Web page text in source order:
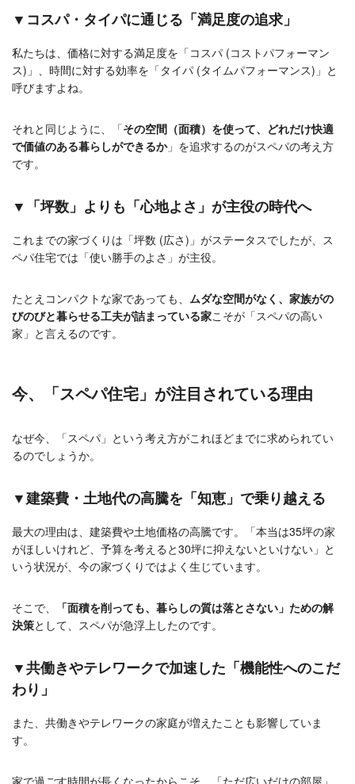
▼コスパ・タイパに通じる「満足度の追求」
私たちは、価格に対する満足度を「コスパ (コストパフォーマン
ス)」、時間に対する効率を「タイパ (タイムパフォーマンス)」と
呼びますよね。
それと同じように、「その空間（面積）を使って、どれだけ快適
で価値のある暮らしができるか」を追求するのがスペパの考え方
です。
▼「坪数」よりも「心地よさ」が主役の時代へ
これまでの家づくりは「坪数 (広さ)」がステータスでしたが、ス
ペパ住宅では「使い勝手のよさ」が主役。
たとえコンパクトな家であっても、 ムダな空間がなく、家族がの
びのびと暮らせる工夫が詰まっている家こそが「スペパの高い
家」と言えるのです。
今、「スペパ住宅」が注目されている理由
なぜ今、「スペパ」という考え方がこれほどまでに求められてい
るのでしょうか。
▼建築費・土地代の高騰を「知恵」で乗り越える
最大の理由は、建築費や土地価格の高騰です。「本当は35坪の家
がほしいけれど、予算を考えると30坪に抑えないといけない」と
いう状況が、今の家づくりではよく生じています。
そこで、
「面積を削っても、暮らしの質は落とさない」ための解
決策として、スペパが急浮上したのです。
▼共働きやテレワークで加速した「機能性へのこだ
わり」
また、共働きやテレワークの家庭が増えたことも影響していま
す。